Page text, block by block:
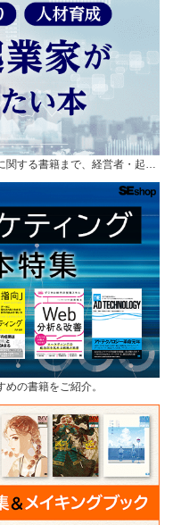
関する書籍まで、経営者・起…
の書籍をご紹介。